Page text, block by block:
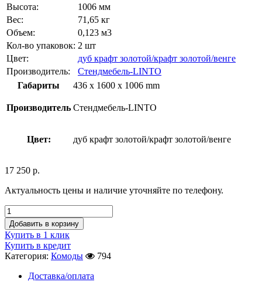
Высота:
1006 мм
Вес:
71,65 кг
Объем:
0,123 м3
Кол-во упаковок: 2 шт
Цвет:
дуб крафт золотой/крафт золотой/венге
Производитель:
Стендмебель-LINTO
Габариты
436 x 1600 x 1006 mm
Производитель Стендмебель-LINTO
Цвет: дуб крафт золотой/крафт золотой/венге
17 250 р.
Актуальность цены и наличие уточняйте по телефону.
Добавить в корзину
Купить в 1 клик
Купить в кредит
Категория: Комоды
794
Доставка/оплата